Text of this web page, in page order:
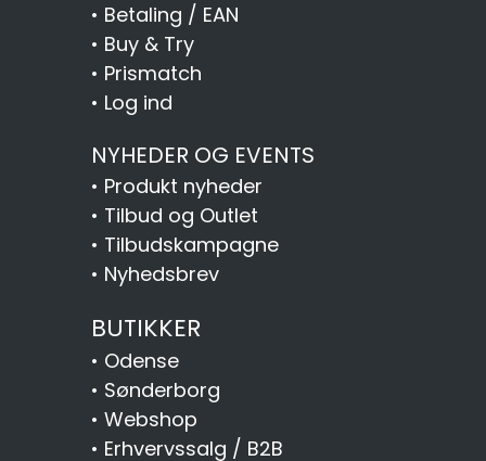
• Betaling / EAN
• Buy & Try
• Prismatch
• Log ind
NYHEDER OG EVENTS
• Produkt nyheder
• Tilbud og Outlet
• Tilbudskampagne
• Nyhedsbrev
BUTIKKER
• Odense
• Sønderborg
• Webshop
• Erhvervssalg / B2B